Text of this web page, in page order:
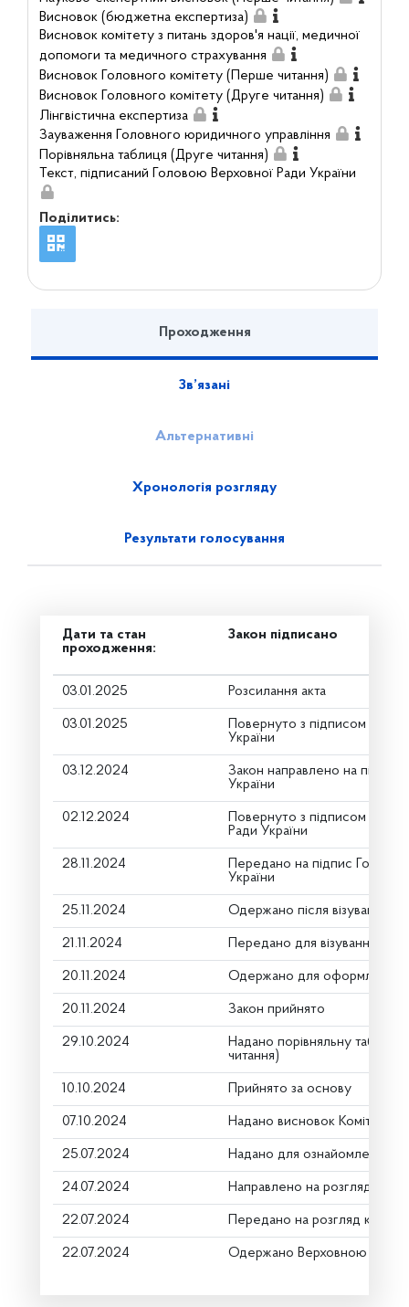
Висновок (бюджетна експертиза)
Висновок комітету з питань здоров'я нації, медичної
допомоги та медичного страхування
Висновок Головного комітету (Перше читання)
Висновок Головного комітету (Друге читання)
Лінгвістична експертиза
Зауваження Головного юридичного управління
Порівняльна таблиця (Друге читання)
Текст, підписаний Головою Верховної Ради України
Поділитись:
Проходження
Зв’язані
Альтернативні
Хронологія розгляду
Результати голосування
Дати та стан
проходження:
Закон підписано
03.01.2025 Розсилання акта
03.01.2025
Повернуто з підписом від
України
03.12.2024
Закон направлено на підпис
України
02.12.2024
Повернуто з підписом
Ради України
28.11.2024
Передано на підпис Голові
України
25.11.2024 Одержано після візування
21.11.2024 Передано для візування в
20.11.2024 Одержано для оформлення
20.11.2024 Закон прийнято
29.10.2024
Надано порівняльну
читання)
10.10.2024 Прийнято за основу
07.10.2024 Надано висновок Комітету
25.07.2024 Надано для ознайомлення
24.07.2024 Направлено на розгляд
22.07.2024 Передано на розгляд
22.07.2024 Одержано Верховною Радою